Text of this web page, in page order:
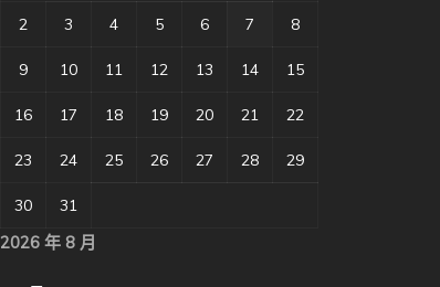
2026 年 8 月
2 3 4 5 6 7 8
9 10 11 12 13 14 15
16 17 18 19 20 21 22
23 24 25 26 27 28 29
30 31